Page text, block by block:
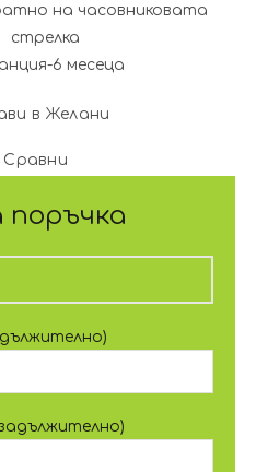
на часовниковата
стрелка
6 месеца
в Желани
Сравни
поръчка